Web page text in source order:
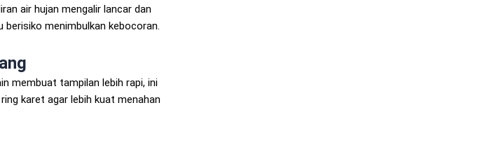
air hujan mengalir lancar dan
berisiko menimbulkan kebocoran.
membuat tampilan lebih rapi, ini
karet agar lebih kuat menahan